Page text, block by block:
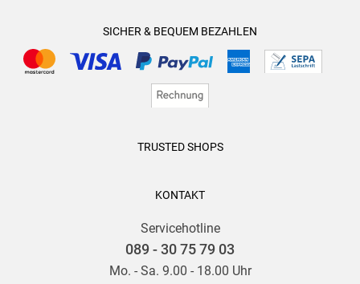
SICHER & BEQUEM BEZAHLEN
TRUSTED SHOPS
KONTAKT
Servicehotline
089 - 30 75 79 03
Mo. - Sa. 9.00 - 18.00 Uhr